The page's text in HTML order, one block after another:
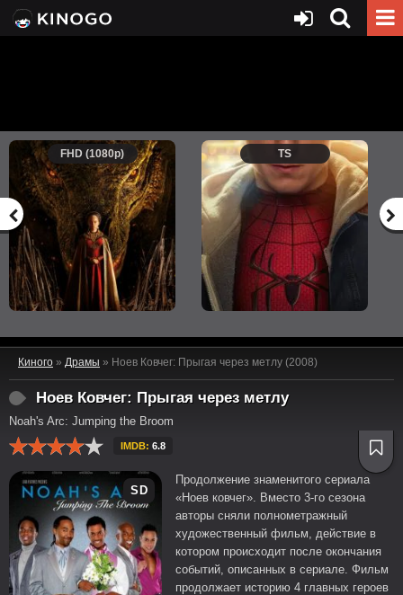
FHD (1080p) TS
Киного » Драмы » Ноев Ковчег: Прыгая через метлу (2008)
Ноев Ковчег: Прыгая через метлу
Noah's Arc: Jumping the Broom
IMDB: 6.8
SD
Продолжение знаменитого сериала
«Ноев ковчег». Вместо 3-го сезона
авторы сняли полнометражный
художественный фильм, действие в
котором происходит после окончания
событий, описанных в сериале. Фильм
продолжает историю 4 главных героев